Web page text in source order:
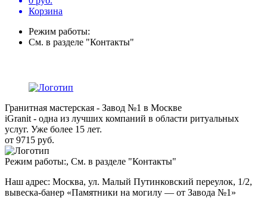
Корзина
Режим работы:
См. в разделе "Контакты"
Гранитная мастерская - Завод №1 в Москве
iGranit - одна из лучших компаний в области ритуальных
услуг. Уже более 15 лет.
от 9715 руб.
Режим работы:, См. в разделе "Контакты"
Наш адрес: Москва, ул. Малый Путинковский переулок, 1/2,
вывеска-банер «Памятники на могилу — от Завода №1»